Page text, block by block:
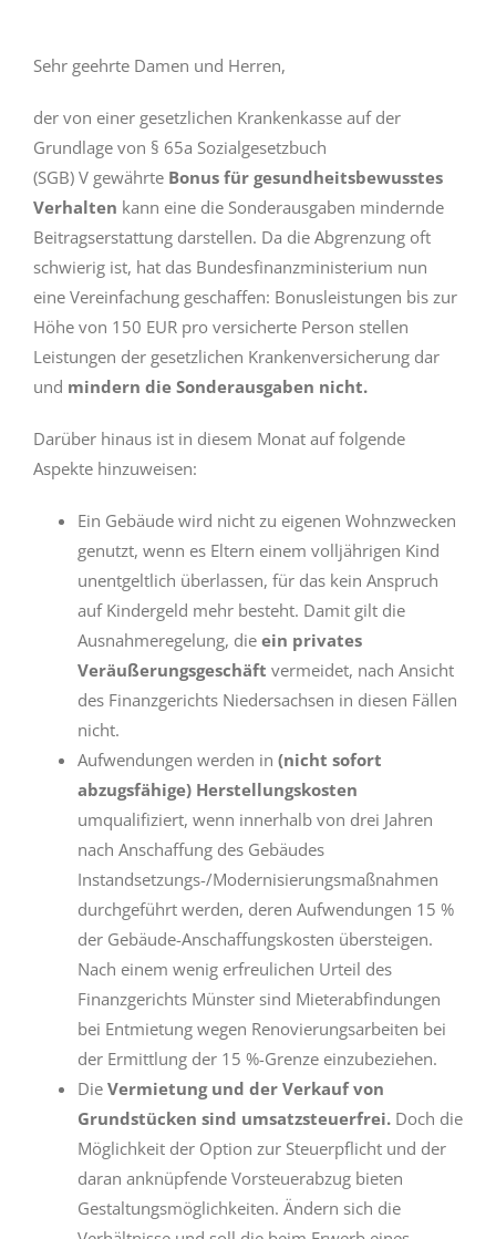
Sehr geehrte Damen und Herren,
der von einer gesetzlichen Krankenkasse auf der
Grundlage von § 65a Sozialgesetzbuch
(SGB) V gewährte Bonus für gesundheitsbewusstes
Verhalten kann eine die Sonderausgaben mindernde
Beitragserstattung darstellen. Da die Abgrenzung oft
schwierig ist, hat das Bundesfinanzministerium nun
eine Vereinfachung geschaffen: Bonusleistungen bis zur
Höhe von 150 EUR pro versicherte Person stellen
Leistungen der gesetzlichen Krankenversicherung dar
und mindern die Sonderausgaben nicht.
Darüber hinaus ist in diesem Monat auf folgende
Aspekte hinzuweisen:
Ein Gebäude wird nicht zu eigenen Wohnzwecken
genutzt, wenn es Eltern einem volljährigen Kind
unentgeltlich überlassen, für das kein Anspruch
auf Kindergeld mehr besteht. Damit gilt die
Ausnahmeregelung, die ein privates
Veräußerungsgeschäft vermeidet, nach Ansicht
des Finanzgerichts Niedersachsen in diesen Fällen
nicht.
Aufwendungen werden in (nicht sofort
abzugsfähige) Herstellungskosten
umqualifiziert, wenn innerhalb von drei Jahren
nach Anschaffung des Gebäudes
Instandsetzungs-/Modernisierungsmaßnahmen
durchgeführt werden, deren Aufwendungen 15 %
der Gebäude-Anschaffungskosten übersteigen.
Nach einem wenig erfreulichen Urteil des
Finanzgerichts Münster sind Mieterabfindungen
bei Entmietung wegen Renovierungsarbeiten bei
der Ermittlung der 15 %-Grenze einzubeziehen.
Die Vermietung und der Verkauf von
Grundstücken sind umsatzsteuerfrei. Doch die
Möglichkeit der Option zur Steuerpflicht und der
daran anknüpfende Vorsteuerabzug bieten
Gestaltungsmöglichkeiten. Ändern sich die